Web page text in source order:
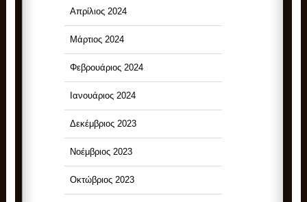
Απρίλιος 2024
Μάρτιος 2024
Φεβρουάριος 2024
Ιανουάριος 2024
Δεκέμβριος 2023
Νοέμβριος 2023
Οκτώβριος 2023